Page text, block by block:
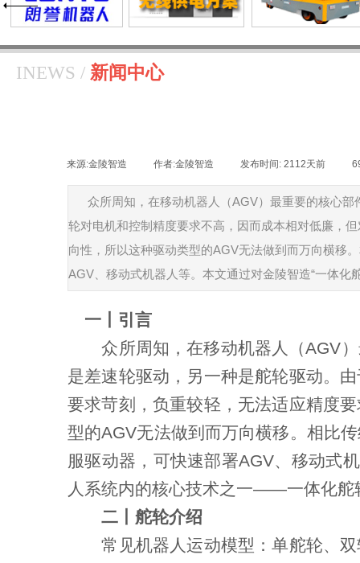
​​​INEWS / 新闻中心
来源:金陵智造 作者:金陵智造 发布时间: 2112天前
众所周知，在移动机器人（AGV）最重要的核心
轮对电机和控制精度要求不高，因而成本相对低廉，
向性，所以这种驱动类型的AGV无法做到而万向横移
AGV、移动式机器人等。本文通过对金陵智造“一体
一丨引言
众所周知，在移动机器人（AGV）
是差速轮驱动，另一种是舵轮驱动。
要求苛刻，负重较轻，无法适应精度
型的AGV无法做到而万向横移。相比
服驱动器，可快速部署AGV、移动式
人系统内的核心技术之一——一体化舵
二丨舵轮介绍
常见机器人运动模型：单舵轮、双